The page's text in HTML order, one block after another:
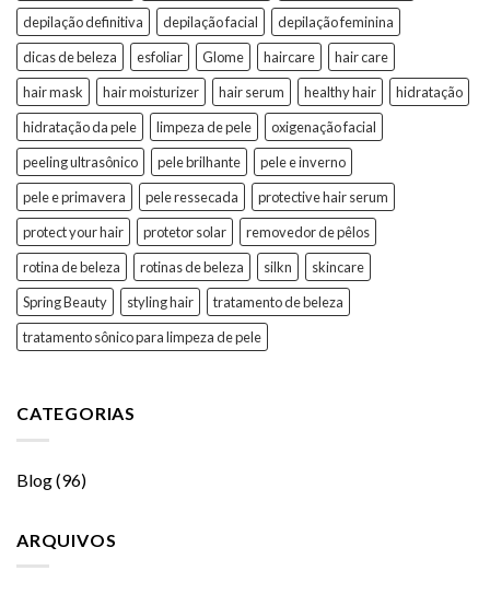
depilação definitiva depilação facial
depilação feminina
dicas de beleza
esfoliar Glome haircare
hair care
hair mask
hair moisturizer hair serum healthy hair
hidratação
hidratação da pele
limpeza de pele
oxigenação facial
peeling ultrasônico
pele brilhante
pele e inverno
pele e primavera
pele ressecada
protective hair serum
protect your hair
protetor solar
removedor de pêlos
rotina de beleza
rotinas de beleza silkn
skincare
Spring Beauty
styling hair
tratamento de beleza
tratamento sônico para limpeza de pele
CATEGORIAS
Blog(96)
ARQUIVOS